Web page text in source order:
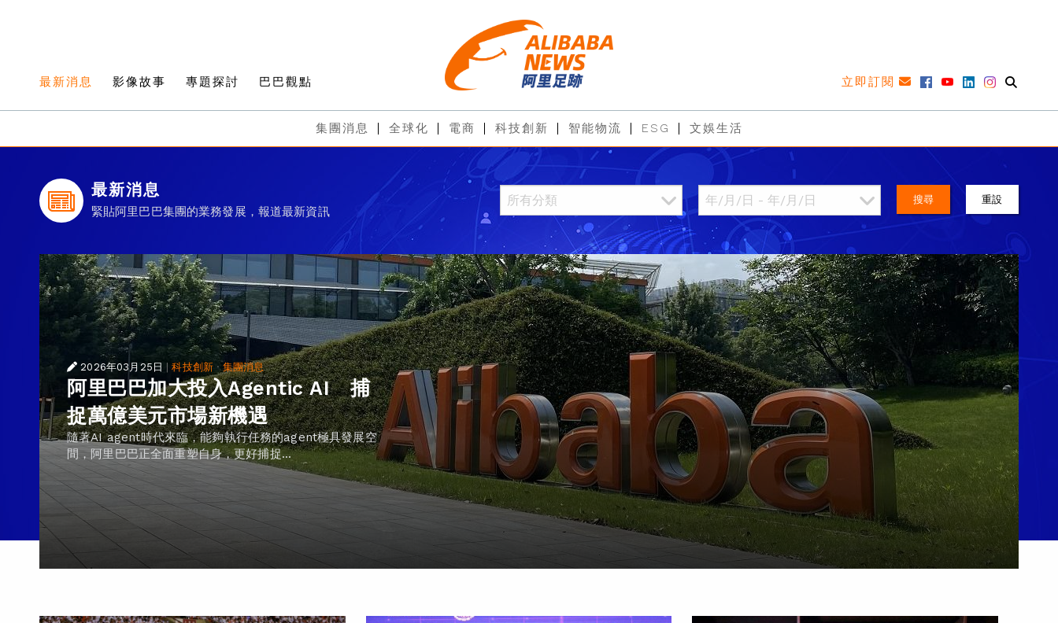
最新消息 影像故事 專題探討 巴巴觀點 立即訂閱
集團消息 全球化 電商 科技創新 智能物流 ESG 文娛生活
最新消息
緊貼阿里巴巴集團的業務發展，報道最新資訊
搜尋 重設
2026年03月25日 |科技創新 ·集團消息
阿里巴巴加大投入Agentic AI 捕
捉萬億美元市場新機遇
隨著AI agent時代來臨，能夠執行任務的agent極具發展空
間，阿里巴巴正全面重塑自身，更好捕捉...